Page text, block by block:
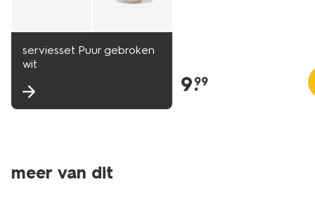
serviesset Puur gebroken
wit
9.
99
meer van dit
2+1 gratis